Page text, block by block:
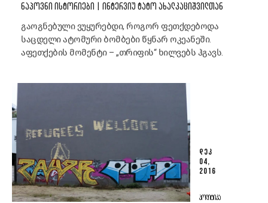
ᲜᲐᲞᲝᲕᲜᲘ ᲘᲡᲢᲝᲠᲘᲔᲑᲘ | ᲘᲜᲢᲔᲠᲕᲘᲣ ᲢᲐᲢᲝ ᲐᲮᲐᲚᲙᲐᲪᲘᲨᲕᲘᲚᲗᲐᲜ
გაოგნებული ვუყურებდი, როგორ ფეთქდებოდა
საცდელი ატომური ბომბები წყნარ ოკეანეში.
აფეთქების მომენტი – „თრიფის“ ხილვებს ჰგავს.
ᲓᲔᲙ
04,
2016
ᲞᲝᲚᲘᲢᲘᲙᲐ